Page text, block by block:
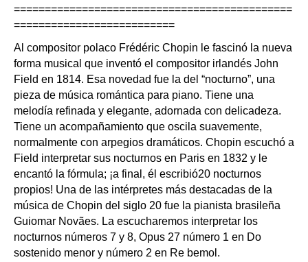
=============================================
==========================
Al compositor polaco Frédéric Chopin le fascinó la nueva
forma musical que inventó el compositor irlandés John
Field en 1814. Esa novedad fue la del “nocturno”, una
pieza de música romántica para piano. Tiene una
melodía refinada y elegante, adornada con delicadeza.
Tiene un acompañamiento que oscila suavemente,
normalmente con arpegios dramáticos. Chopin escuchó a
Field interpretar sus nocturnos en Paris en 1832 y le
encantó la fórmula; ¡a final, él escribió20 nocturnos
propios! Una de las intérpretes más destacadas de la
música de Chopin del siglo 20 fue la pianista brasileña
Guiomar Novães. La escucharemos interpretar los
nocturnos números 7 y 8, Opus 27 número 1 en Do
sostenido menor y número 2 en Re bemol.